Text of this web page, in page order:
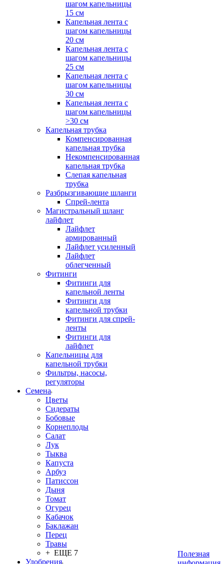
шагом капельницы
15 см
Капельная лента с
шагом капельницы
20 см
Капельная лента с
шагом капельницы
25 см
Капельная лента с
шагом капельницы
30 см
Капельная лента с
шагом капельницы
>30 см
Капельная трубка
Компенсированная
капельная трубка
Некомпенсированная
капельная трубка
Слепая капельная
трубка
Разбрызгивающие шланги
Спрей-лента
Магистральный шланг
лайфлет
Лайфлет
армированный
Лайфлет усиленный
Лайфлет
облегченный
Фитинги
Фитинги для
капельной ленты
Фитинги для
капельной трубки
Фитинги для спрей-
ленты
Фитинги для
лайфлет
Капельницы для
капельной трубки
Фильтры, насосы,
регуляторы
Семена
Цветы
Сидераты
Бобовые
Корнеплоды
Салат
Лук
Тыква
Капуста
Арбуз
Патиссон
Дыня
Томат
Огурец
Кабачок
Баклажан
Перец
Травы
+ ЕЩЕ 7
Удобрения
Полезная